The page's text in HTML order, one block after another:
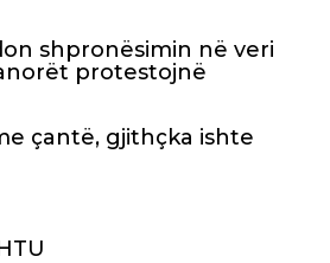
shpronësimin në veri
protestojnë
çantë, gjithçka ishte